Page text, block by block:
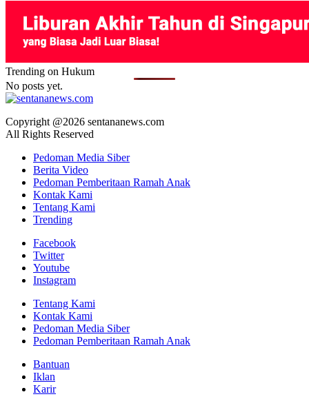
Trending on Hukum
No posts yet.
Copyright @2026 sentananews.com
All Rights Reserved
Pedoman Media Siber
Berita Video
Pedoman Pemberitaan Ramah Anak
Kontak Kami
Tentang Kami
Trending
Facebook
Twitter
Youtube
Instagram
Tentang Kami
Kontak Kami
Pedoman Media Siber
Pedoman Pemberitaan Ramah Anak
Bantuan
Iklan
Karir